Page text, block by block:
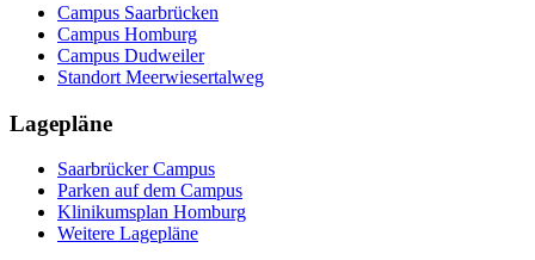
Campus Saarbrücken
Campus Homburg
Campus Dudweiler
Standort Meerwiesertalweg
Lagepläne
Saarbrücker Campus
Parken auf dem Campus
Klinikumsplan Homburg
Weitere Lagepläne